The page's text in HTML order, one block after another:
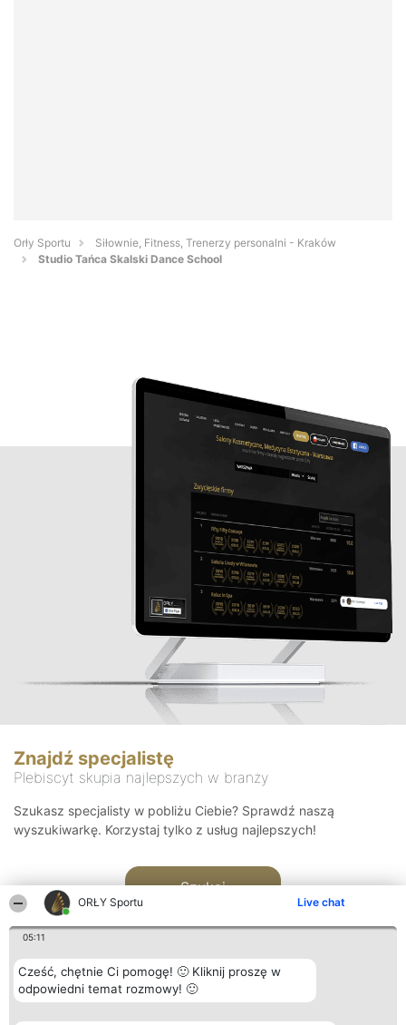
ORŁY Sportu Live chat
05:11
Cześć, chętnie Ci pomogę! 🙂 Kliknij proszę w
odpowiedni temat rozmowy! 🙂
Orły Sportu
Siłownie, Fitness, Trenerzy personalni - Kraków
Studio Tańca Skalski Dance School
Znajdź specjalistę
Plebiscyt skupia najlepszych w branży
Szukasz specjalisty w pobliżu Ciebie? Sprawdź naszą
wyszukiwarkę. Korzystaj tylko z usług najlepszych!
Szukaj
Organizator plebiscytu Plebiscyt Kontakt